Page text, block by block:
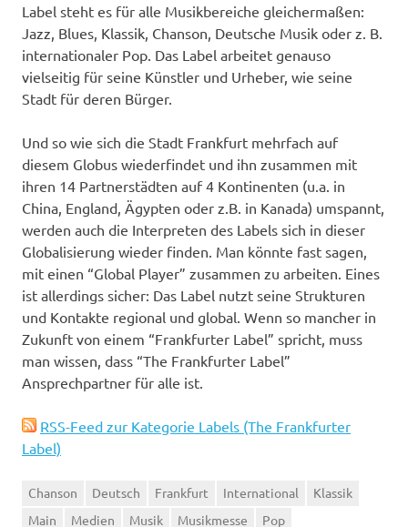
Label steht es für alle Musikbereiche gleichermaßen:
Jazz, Blues, Klassik, Chanson, Deutsche Musik oder z. B.
internationaler Pop. Das Label arbeitet genauso
vielseitig für seine Künstler und Urheber, wie seine
Stadt für deren Bürger.
Und so wie sich die Stadt Frankfurt mehrfach auf
diesem Globus wiederfindet und ihn zusammen mit
ihren 14 Partnerstädten auf 4 Kontinenten (u.a. in
China, England, Ägypten oder z.B. in Kanada) umspannt,
werden auch die Interpreten des Labels sich in dieser
Globalisierung wieder finden. Man könnte fast sagen,
mit einen “Global Player” zusammen zu arbeiten. Eines
ist allerdings sicher: Das Label nutzt seine Strukturen
und Kontakte regional und global. Wenn so mancher in
Zukunft von einem “Frankfurter Label” spricht, muss
man wissen, dass “The Frankfurter Label”
Ansprechpartner für alle ist.
RSS-Feed zur Kategorie Labels (The Frankfurter
Label)
Chanson Deutsch Frankfurt International
Klassik
Main
Medien Musik Musikmesse
Pop